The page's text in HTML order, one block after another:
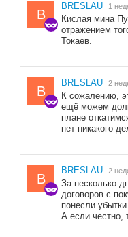
B
BRESLAU 1
Кислая мина
отражением
Токаев.
B
BRESLAU 2
К сожалению,
ещё можем
плане
нет никакого
B
BRESLAU 2
За несколько
договоров с
понесли
А если честно,